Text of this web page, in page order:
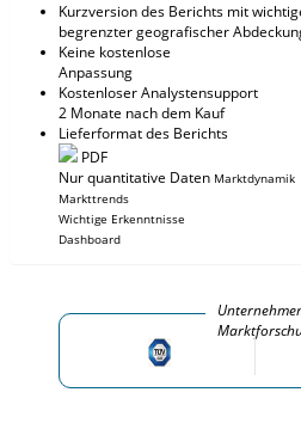
Kurzversion des Berichts mit
begrenzter geografischer
Keine kostenlose
Anpassung
Kostenloser Analystensupport
2 Monate nach dem Kauf
Lieferformat des Berichts
PDF
Nur quantitative Daten Marktdynamik
Markttrends
Wichtige Erkenntnisse
Dashboard